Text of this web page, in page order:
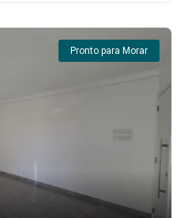
Pronto para Morar